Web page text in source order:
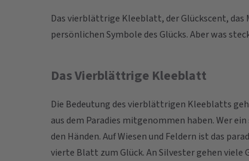
Das vierblättrige Kleeblatt, der Glückscent, das
persönlichen Symbole des Glücks. Aber was
Das Vierblättrige Kleeblatt
Die Bedeutung des vierblättrigen Kleeblatts
aus dem Paradies mitgenommen haben. Wer
den Händen. Auf Wiesen und Feldern ist das
vierte Blatt zum Glück. An Silvester gehen viele